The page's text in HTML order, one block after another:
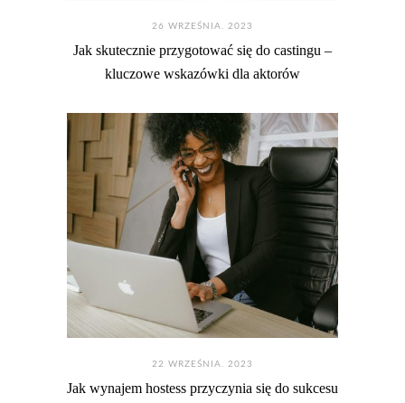
26 WRZEŚNIA. 2023
Jak skutecznie przygotować się do castingu –
kluczowe wskazówki dla aktorów
22 WRZEŚNIA. 2023
Jak wynajem hostess przyczynia się do sukcesu